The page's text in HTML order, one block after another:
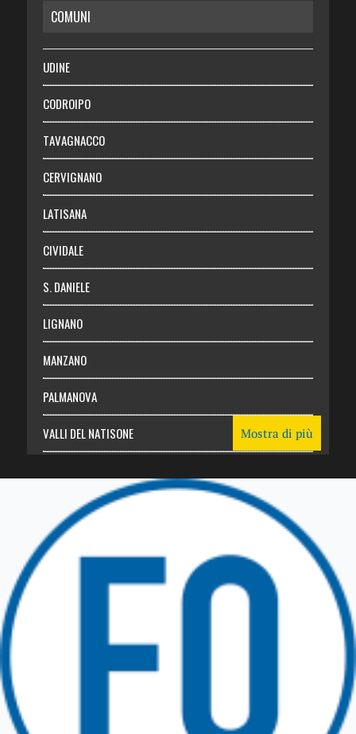
RISPARMIO
SALUTE
Necrologie
Chi siamo
Abbonati
Login
COMUNI
UDINE
CODROIPO
TAVAGNACCO
CERVIGNANO
LATISANA
CIVIDALE
S. DANIELE
LIGNANO
MANZANO
PALMANOVA
VALLI DEL NATISONE
TRICESIMO
TARCENTO
GEMONA DEL FRIULI
Mostra di più